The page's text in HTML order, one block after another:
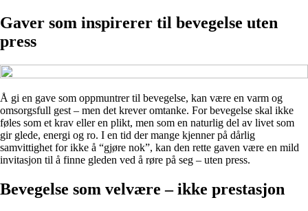
Gaver som inspirerer til bevegelse uten
press
Å gi en gave som oppmuntrer til bevegelse, kan være en varm og
omsorgsfull gest – men det krever omtanke. For bevegelse skal ikke
føles som et krav eller en plikt, men som en naturlig del av livet som
gir glede, energi og ro. I en tid der mange kjenner på dårlig
samvittighet for ikke å “gjøre nok”, kan den rette gaven være en mild
invitasjon til å finne gleden ved å røre på seg – uten press.
Bevegelse som velvære – ikke prestasjon